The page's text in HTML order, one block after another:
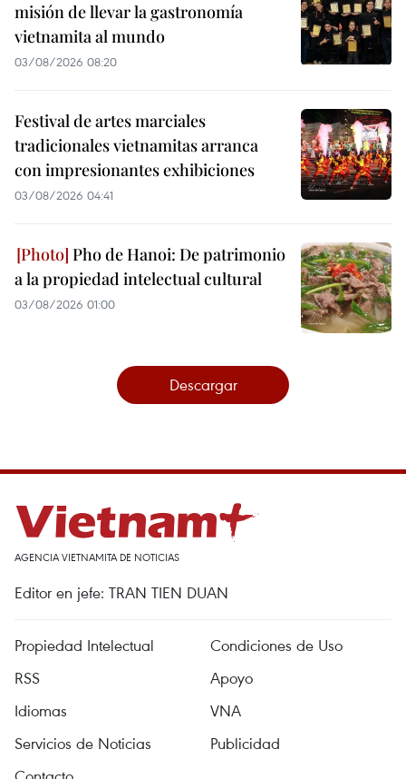
misión de llevar la gastronomía
vietnamita al mundo
03/08/2026 08:20
Festival de artes marciales
tradicionales vietnamitas arranca
con impresionantes exhibiciones
03/08/2026 04:41
Pho de Hanoi: De patrimonio
a la propiedad intelectual cultural
03/08/2026 01:00
Descargar
AGENCIA VIETNAMITA DE NOTICIAS
Editor en jefe: TRAN TIEN DUAN
Propiedad Intelectual
Condiciones de Uso
RSS
Apoyo
Idiomas
VNA
Servicios de Noticias
Publicidad